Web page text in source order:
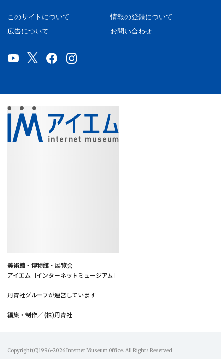
このサイトについて
情報の登録について
広告について
お問い合わせ
美術館・博物館・展覧会
アイエム［インターネットミュージアム］
丹青社グループが運営しています
編集・制作／ (株)丹青社
Copyright(C)1996-2026 Internet Museum Office. All Rights Reserved